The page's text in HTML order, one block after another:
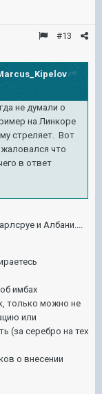
#13
не думали о
на Линкоре
стреляет. Вот
что
в ответ
и Албани....
имбах
только можно не
или
(за серебро на тех
о внесении